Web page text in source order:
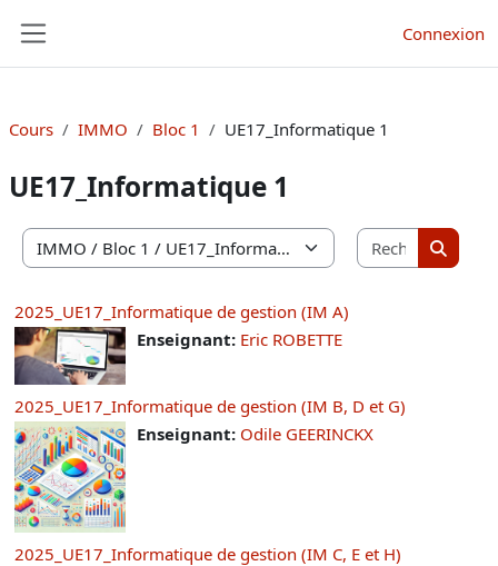
Connexion
Cours IMMO Bloc 1 UE17_Informatique 1
UE17_Informatique 1
Catégories de cours
2025_UE17_Informatique de gestion (IM A)
Enseignant: Eric ROBETTE
2025_UE17_Informatique de gestion (IM B, D et G)
Enseignant: Odile GEERINCKX
2025_UE17_Informatique de gestion (IM C, E et H)